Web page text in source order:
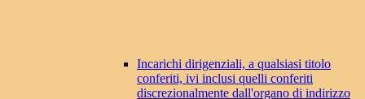
Incarichi dirigenziali, a qualsiasi titolo
conferiti, ivi inclusi quelli conferiti
discrezionalmente dall'organo di indirizzo